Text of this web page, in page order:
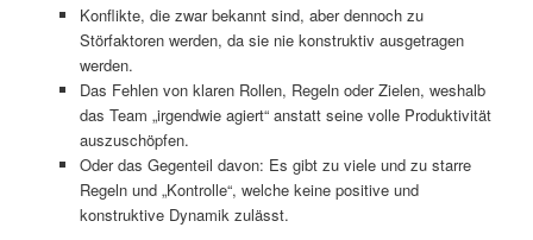
Konflikte, die zwar bekannt sind, aber dennoch zu
Störfaktoren werden, da sie nie konstruktiv ausgetragen
werden.
Das Fehlen von klaren Rollen, Regeln oder Zielen, weshalb
das Team „irgendwie agiert“ anstatt seine volle Produktivität
auszuschöpfen.
Oder das Gegenteil davon: Es gibt zu viele und zu starre
Regeln und „Kontrolle“, welche keine positive und
konstruktive Dynamik zulässt.